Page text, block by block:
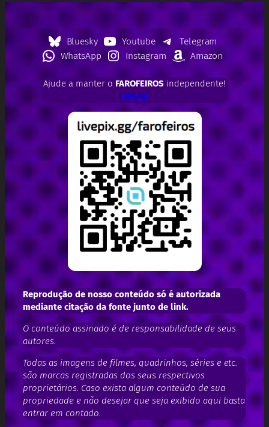
Bluesky Youtube
Telegram
WhatsApp
Instagram Amazon
Ajude a manter o FAROFEIROSindependente!
APOIE!
Reprodução de nosso conteúdo só é autorizada
mediante citação da fonte junto de link.
O conteúdo assinado é de responsabilidade de seus
autores.
Todas as imagens de filmes, quadrinhos, séries e etc.
são marcas registradas dos seus respectivos
proprietários. Caso exista algum conteúdo de sua
propriedade e não desejar que seja exibido aqui basta
entrar em contado.